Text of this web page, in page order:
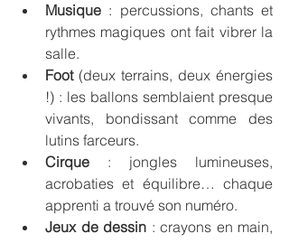
Musique : percussions, chants et
rythmes magiques ont fait vibrer la
salle.
Foot (deux terrains, deux énergies
!) : les ballons semblaient presque
vivants, bondissant comme des
lutins farceurs.
Cirque : jongles lumineuses,
acrobaties et équilibre… chaque
apprenti a trouvé son numéro.
Jeux de dessin : crayons en main,